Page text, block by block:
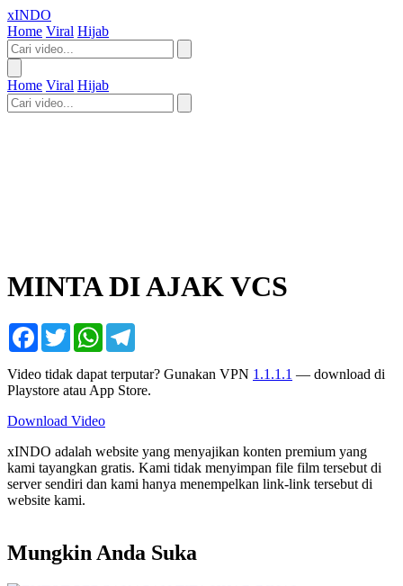
xINDO
Home Viral Hijab
Home Viral Hijab
MINTA DI AJAK VCS
Facebook
TwitterWhatsApp
Video tidak dapat terputar? Gunakan VPN 1.1.1.1 — download di
Playstore atau App Store.
Download Video
xINDO adalah website yang menyajikan konten premium yang
kami tayangkan gratis. Kami tidak menyimpan file film tersebut di
server sendiri dan kami hanya menempelkan link-link tersebut di
website kami.
Mungkin Anda Suka